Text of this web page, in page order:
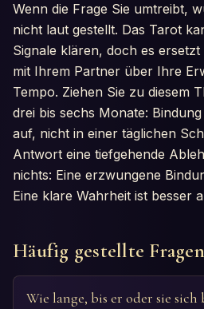
Wenn die Frage Sie umtreibt,
nicht laut gestellt. Das Tarot
Signale klären, doch es
mit Ihrem Partner über Ihre
Tempo. Ziehen Sie zu diesem
drei bis sechs Monate:
auf, nicht in einer täglichen
Antwort eine tiefgehende
nichts: Eine erzwungene
Eine klare Wahrheit ist besser
Häufig gestellte Fragen
Wie lange, bis er oder sie sich